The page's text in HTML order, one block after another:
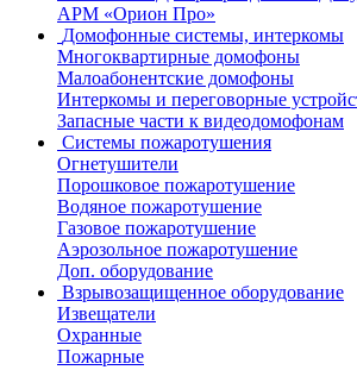
АРМ «Орион Про»
Домофонные системы, интеркомы
Многоквартирные домофоны
Малоабонентские домофоны
Интеркомы и переговорные
Запасные части к видеодомофонам
Системы пожаротушения
Огнетушители
Порошковое пожаротушение
Водяное пожаротушение
Газовое пожаротушение
Аэрозольное пожаротушение
Доп. оборудование
Взрывозащищенное оборудование
Извещатели
Охранные
Пожарные